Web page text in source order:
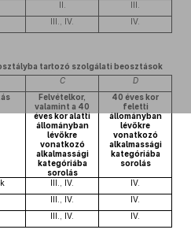
II.
III.
III., IV. IV.
tartozó szolgálati beosztások
C
D
Felvételkor,
valamint a 40
éves kor alatti
állományban
lévőkre
vonatkozó
alkalmassági
kategóriába
sorolás
40 éves kor
feletti
állományban
lévőkre
vonatkozó
alkalmassági
kategóriába
sorolás
III., IV.
IV.
III., IV.
IV.
III., IV. IV.